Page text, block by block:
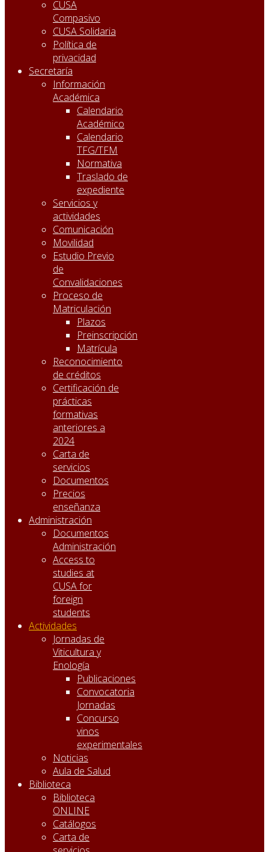
CUSA
Compasivo
CUSA Solidaria
Política de
privacidad
Secretaría
Información
Académica
Calendario
Académico
Calendario
TFG/TFM
Normativa
Traslado de
expediente
Servicios y
actividades
Comunicación
Movilidad
Estudio Previo
de
Convalidaciones
Proceso de
Matriculación
Plazos
Preinscripción
Matrícula
Reconocimiento
de créditos
Certificación de
prácticas
formativas
anteriores a
2024
Carta de
servicios
Documentos
Precios
enseñanza
Administración
Documentos
Administración
Access to
studies at
CUSA for
foreign
students
Actividades
Jornadas de
Viticultura y
Enología
Publicaciones
Convocatoria
Jornadas
Concurso
vinos
experimentales
Noticias
Aula de Salud
Biblioteca
Biblioteca
ONLINE
Catálogos
Carta de